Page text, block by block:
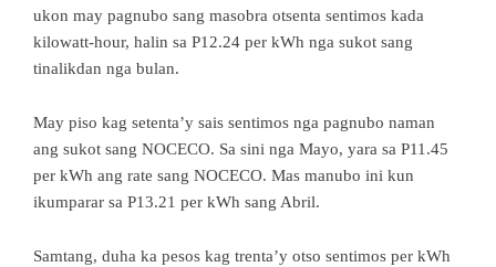
ukon may pagnubo sang masobra otsenta sentimos kada
kilowatt-hour, halin sa P12.24 per kWh nga sukot sang
tinalikdan nga bulan.
May piso kag setenta’y sais sentimos nga pagnubo naman
ang sukot sang NOCECO. Sa sini nga Mayo, yara sa P11.45
per kWh ang rate sang NOCECO. Mas manubo ini kun
ikumparar sa P13.21 per kWh sang Abril.
Samtang, duha ka pesos kag trenta’y otso sentimos per kWh